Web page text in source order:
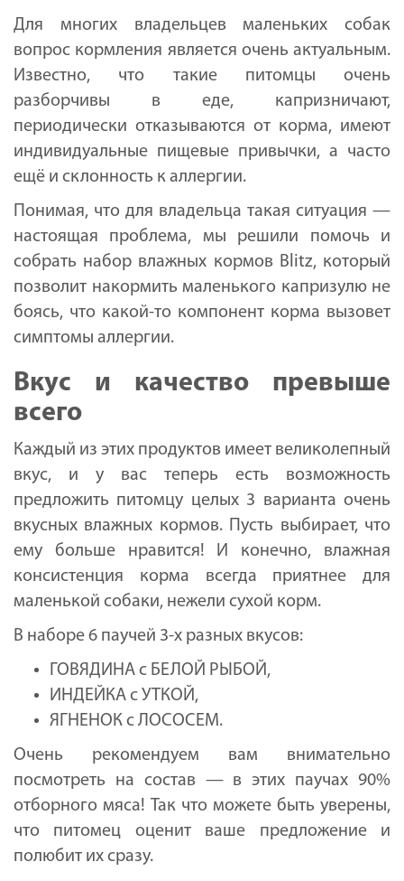
Для многих владельцев маленьких собак
вопрос кормления является очень актуальным.
Известно, что такие питомцы очень
разборчивы в еде, капризничают,
периодически отказываются от корма, имеют
индивидуальные пищевые привычки, а часто
ещё и склонность к аллергии.
Понимая, что для владельца такая ситуация —
настоящая проблема, мы решили помочь и
собрать набор влажных кормов Blitz, который
позволит накормить маленького капризулю не
боясь, что какой-то компонент корма вызовет
симптомы аллергии.
Вкус и качество превыше
всего
Каждый из этих продуктов имеет великолепный
вкус, и у вас теперь есть возможность
предложить питомцу целых 3 варианта очень
вкусных влажных кормов. Пусть выбирает, что
ему больше нравится! И конечно, влажная
консистенция корма всегда приятнее для
маленькой собаки, нежели сухой корм.
В наборе 6 паучей 3-х разных вкусов:
ГОВЯДИНА с БЕЛОЙ РЫБОЙ,
ИНДЕЙКА с УТКОЙ,
ЯГНЕНОК с ЛОСОСЕМ.
Очень рекомендуем вам внимательно
посмотреть на состав — в этих паучах 90%
отборного мяса! Так что можете быть уверены,
что питомец оценит ваше предложение и
полюбит их сразу.